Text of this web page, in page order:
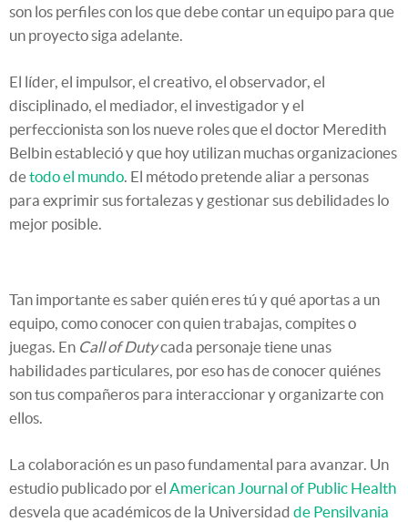
son los perfiles con los que debe contar un equipo para que
un proyecto siga adelante.
El líder, el impulsor, el creativo, el observador, el
disciplinado, el mediador, el investigador y el
perfeccionista son los nueve roles que el doctor Meredith
Belbin estableció y que hoy utilizan muchas organizaciones
detodo el mundo. El método pretende aliar a personas
para exprimir sus fortalezas y gestionar sus debilidades lo
mejor posible.
Tan importante es saber quién eres tú y qué aportas a un
equipo, como conocer con quien trabajas, compites o
juegas. En Call of Dutycada personaje tiene unas
habilidades particulares, por eso has de conocer quiénes
son tus compañeros para interaccionar y organizarte con
ellos.
La colaboración es un paso fundamental para avanzar. Un
estudio publicado por el American Journal of Public Health
desvela que académicos de la Universidad de Pensilvania